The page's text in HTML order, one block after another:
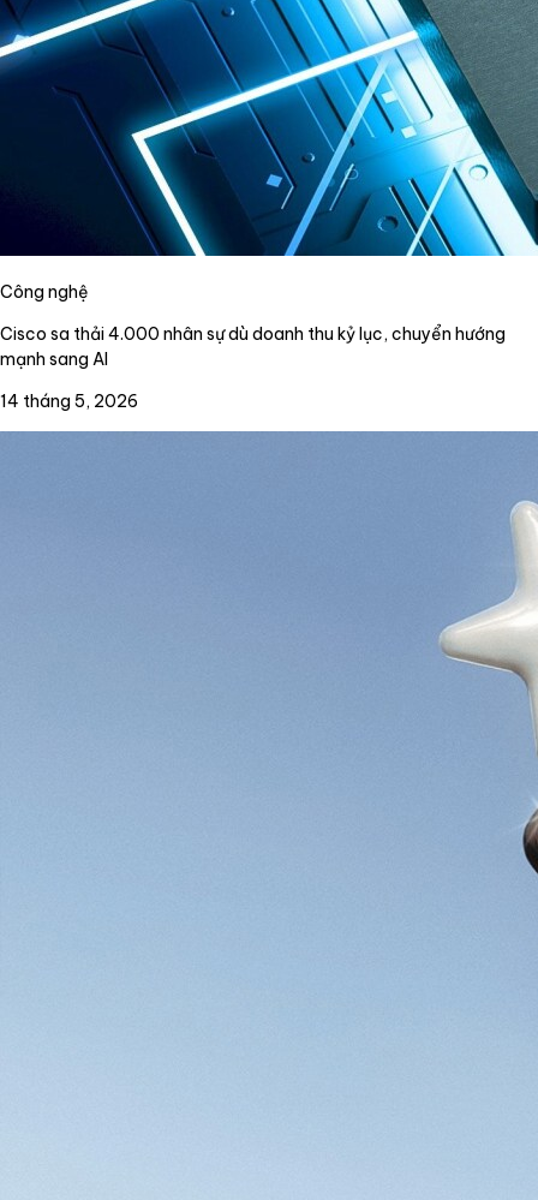
Công nghệ
Cisco sa thải 4.000 nhân sự dù doanh thu kỷ lục, chuyển hướng
mạnh sang AI
14 tháng 5, 2026